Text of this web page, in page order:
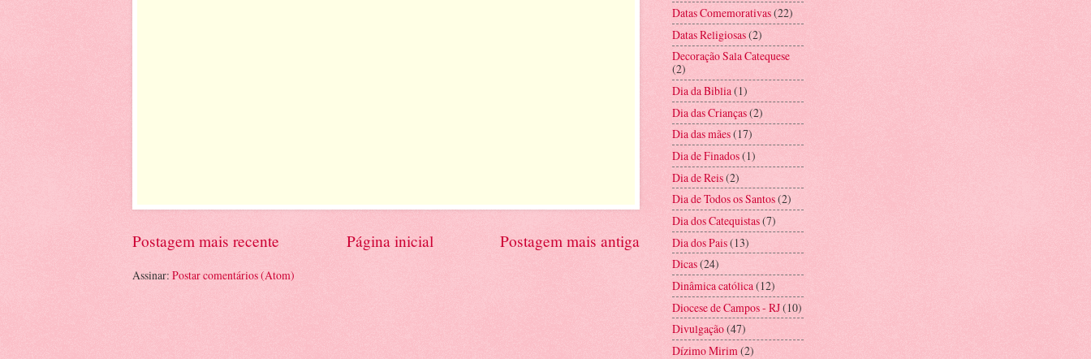
Postagem mais recente Postagem mais antiga
Página inicial
Assinar: Postar comentários (Atom)
Datas Comemorativas(22)
Datas Religiosas(2)
Decoração Sala Catequese
(2)
Dia da Biblia(1)
Dia das Crianças(2)
Dia das mães(17)
Dia de Finados(1)
Dia de Reis(2)
Dia de Todos os Santos(2)
Dia dos Catequistas(7)
Dia dos Pais(13)
Dicas(24)
Dinâmica católica(12)
Diocese de Campos - RJ(10)
Divulgação(47)
Dízimo Mirim(2)